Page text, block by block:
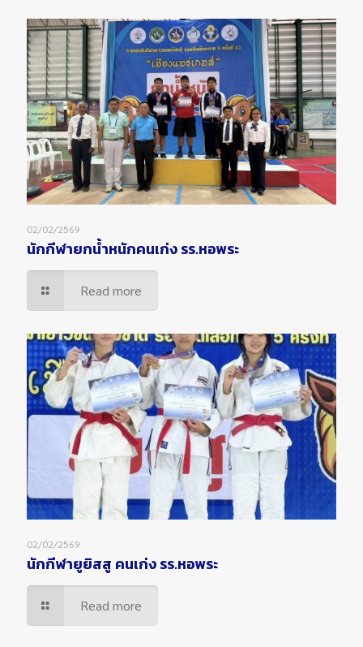
02/02/2569
นักกีฬายกน้ำหนักคนเก่ง รร.หอพระ
Read more
02/02/2569
นักกีฬายูยิสสู คนเก่ง รร.หอพระ
Read more